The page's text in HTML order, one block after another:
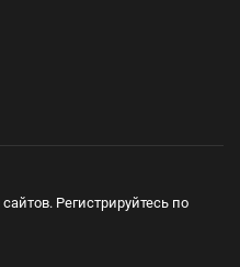
Регистрируйтесь по